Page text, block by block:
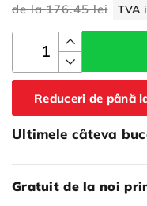
de la176.45 lei TVA
Reduceri de până
Ultimele câteva
Gratuit de la noi